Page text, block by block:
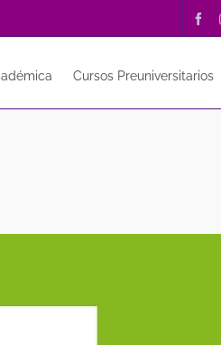
Cursos Preuniversitarios